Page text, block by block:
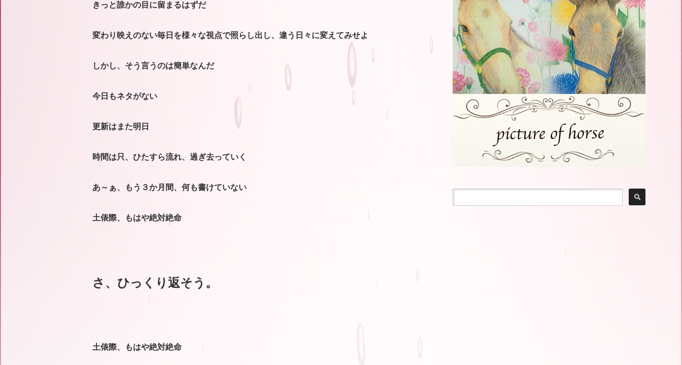
きっと誰かの目に留まるはずだ
変わり映えのない毎日を様々な視点で照らし出し、違う日々に変えてみせよ
しかし、そう言うのは簡単なんだ
今日もネタがない
更新はまた明日
時間は只、ひたすら流れ、過ぎ去っていく
あ～ぁ、もう３か月間、何も書けていない
土俵際、もはや絶対絶命
さ、ひっくり返そう。
土俵際、もはや絶対絶命